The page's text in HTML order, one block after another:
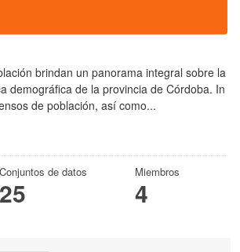
brindan un panorama integral sobre la
demográfica de la provincia de Córdoba. In
de población, así como...
Conjuntos de datos
25
Miembros
4